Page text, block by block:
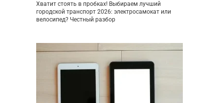
Хватит стоять в пробках! Выбираем лучший
городской транспорт 2026: электросамокат или
велосипед? Честный разбор